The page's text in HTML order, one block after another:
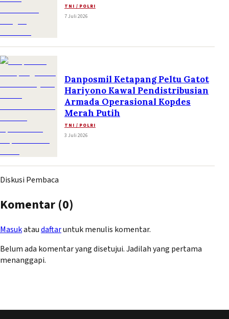
TNI / POLRI
7 Juli 2026
Danposmil Ketapang Peltu Gatot
Hariyono Kawal Pendistribusian
Armada Operasional Kopdes
Merah Putih
TNI / POLRI
3 Juli 2026
Diskusi Pembaca
Komentar (0)
Masukataudaftaruntuk menulis komentar.
Belum ada komentar yang disetujui. Jadilah yang pertama
menanggapi.